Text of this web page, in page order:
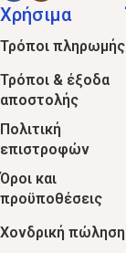
Χρήσιμα
Τρόποι πληρωμής
Τρόποι & έξοδα
αποστολής
Πολιτική
επιστροφών
Όροι και
προϋποθέσεις
Χονδρική πώληση